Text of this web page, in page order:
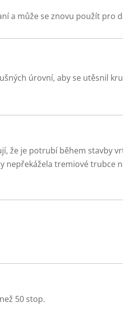
a může se znovu použít pro
úrovní, aby se utěsnil
že je potrubí během stavby
nepřekážela tremiové trubce
50 stop.